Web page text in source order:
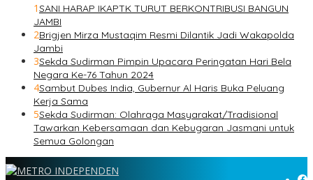
1SANI HARAP IKAPTK TURUT BERKONTRIBUSI BANGUN
JAMBI
2Brigjen Mirza Mustaqim Resmi Dilantik Jadi Wakapolda
Jambi
3Sekda Sudirman Pimpin Upacara Peringatan Hari Bela
Negara Ke-76 Tahun 2024
4Sambut Dubes India, Gubernur Al Haris Buka Peluang
Kerja Sama
5Sekda Sudirman: Olahraga Masyarakat/Tradisional
Tawarkan Kebersamaan dan Kebugaran Jasmani untuk
Semua Golongan